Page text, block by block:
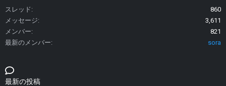
スレッド
860
メッセージ
3,611
メンバー
821
最新のメンバー
sora
最新の投稿